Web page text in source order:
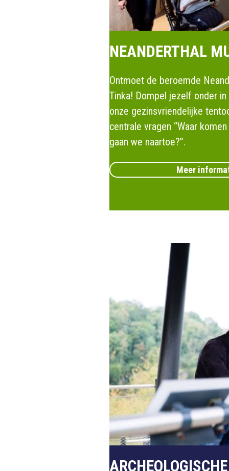
NEANDERTHAL
Ontmoet de beroemde
Tinka! Dompel jezelf onder
onze gezinsvriendelijke
centrale vragen “Waar
gaan we naartoe?”.
Meer